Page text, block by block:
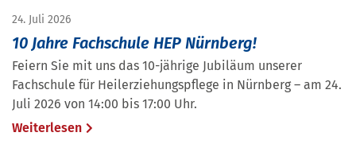
24. Juli 2026
10 Jahre Fachschule HEP Nürnberg!
Feiern Sie mit uns das 10-jährige Jubiläum unserer
Fachschule für Heilerziehungspflege in Nürnberg – am 24.
Juli 2026 von 14:00 bis 17:00 Uhr.
Weiterlesen